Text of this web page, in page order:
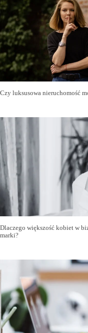
Czy luksusowa nieruchomość
Dlaczego większość kobiet w
marki?